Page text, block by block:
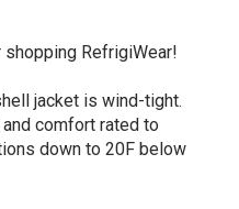
shopping RefrigiWear!
jacket is wind-tight.
comfort rated to
down to 20F below